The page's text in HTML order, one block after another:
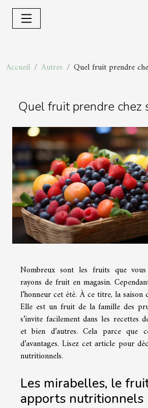
Accueil Autres Quel fruit prendre
Quel fruit prendre chez
Nombreux sont les fruits que
rayons de fruit en magasin.
l’honneur cet été. À ce titre, la saison
Elle est un fruit de la famille des
s’invite facilement dans les recettes
et bien d’autres. Cela parce que
d’avantages. Lisez cet article pour
nutritionnels.
Les mirabelles, le
apports nutritionnels